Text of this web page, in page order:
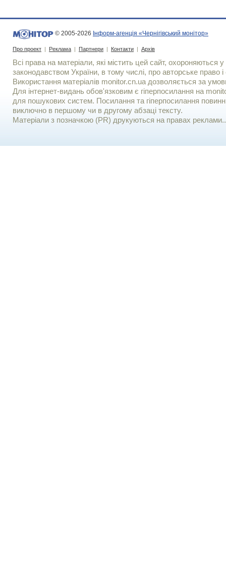
© 2005-2026 Інформ-агенція «Чернігівський монітор»
Про проект | Реклама | Партнери | Контакти | Архів
Всі права на матеріали, які містить цей сайт, охороняються у
законодавством України, в тому числі, про авторське право і
Використання матерiалiв monitor.cn.ua дозволяється за
Для iнтернет-видань обов'язковим є гiперпосилання на
для пошукових систем. Посилання та гіперпосилання
виключно в першому чи в другому абзаці тексту.
Матеріали з позначкою (PR) друкуються на правах реклами..